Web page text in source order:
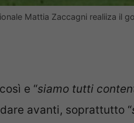
Mattia Zaccagni realiiza il
e “siamo tutti
avanti, soprattutto “